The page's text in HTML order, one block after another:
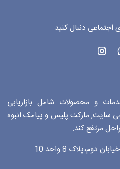
و محصولات شامل بازاریابی
سایت, مارکت پلیس و پیامک انبوه
مرتفع کند.
دوم،پلاک 8 واحد 10
اجتماعی دنبال کنید